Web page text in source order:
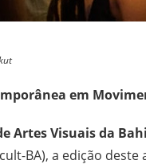
em
Artes Visuais da
BA), a edição